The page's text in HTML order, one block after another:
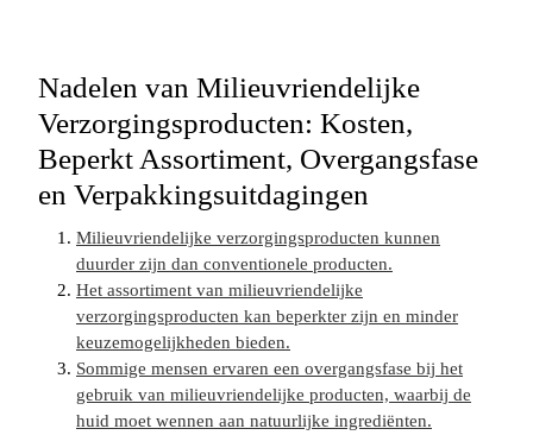
Nadelen van Milieuvriendelijke
Verzorgingsproducten: Kosten,
Beperkt Assortiment, Overgangsfase
en Verpakkingsuitdagingen
Milieuvriendelijke verzorgingsproducten kunnen
duurder zijn dan conventionele producten.
Het assortiment van milieuvriendelijke
verzorgingsproducten kan beperkter zijn en minder
keuzemogelijkheden bieden.
Sommige mensen ervaren een overgangsfase bij het
gebruik van milieuvriendelijke producten, waarbij de
huid moet wennen aan natuurlijke ingrediënten.